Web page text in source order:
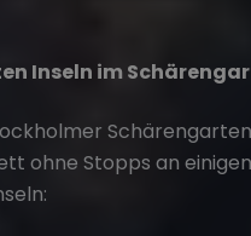
Inseln im
ohne Stopps an